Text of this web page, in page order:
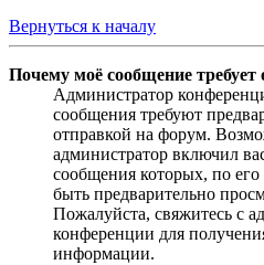
Вернуться к началу
Почему моё сообщение требует
Администратор
сообщения требуют
отправкой на форум.
администратор включил
сообщения которых, по
быть предварительно
Пожалуйста, свяжитесь с
конференции для
информации.